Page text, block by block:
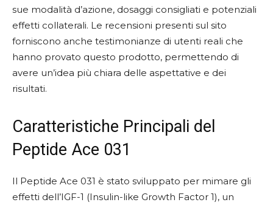
sue modalità d’azione, dosaggi consigliati e potenziali
effetti collaterali. Le recensioni presenti sul sito
forniscono anche testimonianze di utenti reali che
hanno provato questo prodotto, permettendo di
avere un’idea più chiara delle aspettative e dei
risultati.
Caratteristiche Principali del
Peptide Ace 031
Il Peptide Ace 031 è stato sviluppato per mimare gli
effetti dell’IGF-1 (Insulin-like Growth Factor 1), un